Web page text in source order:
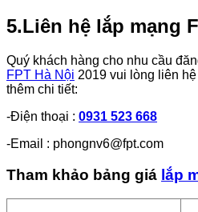
5.Liên hệ lắp mạng
Quý khách hàng cho nhu cầu
FPT Hà Nội 2019 vui lòng liên
thêm chi tiết:
-Điện thoại : 0931 523 668
-Email : phongnv6@fpt.com
Tham khảo bảng giá lắp